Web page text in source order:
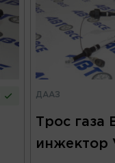
ДААЗ
Трос газа
инжектор